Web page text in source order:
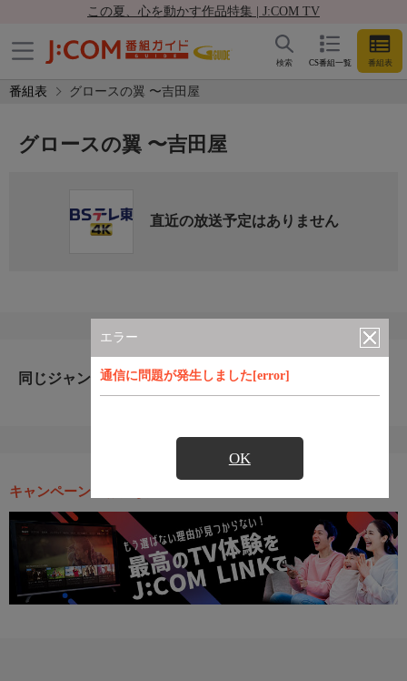
この夏、心を動かす作品特集 | J:COM TV
CS番組一覧 番組表
検索
番組表 グロースの翼 〜吉田屋
エラー
通信に問題が発生しました[error]
OK
グロースの翼 〜吉田屋
直近の放送予定はありません
同じジャンルのおすすめ番組
キャンペーン・お得な情報